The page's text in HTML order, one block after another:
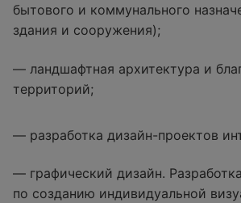
бытового и коммунального
здания и сооружения);
— ландшафтная архитектура и
территорий;
— разработка дизайн-проектов
— графический дизайн.
по созданию индивидуальной